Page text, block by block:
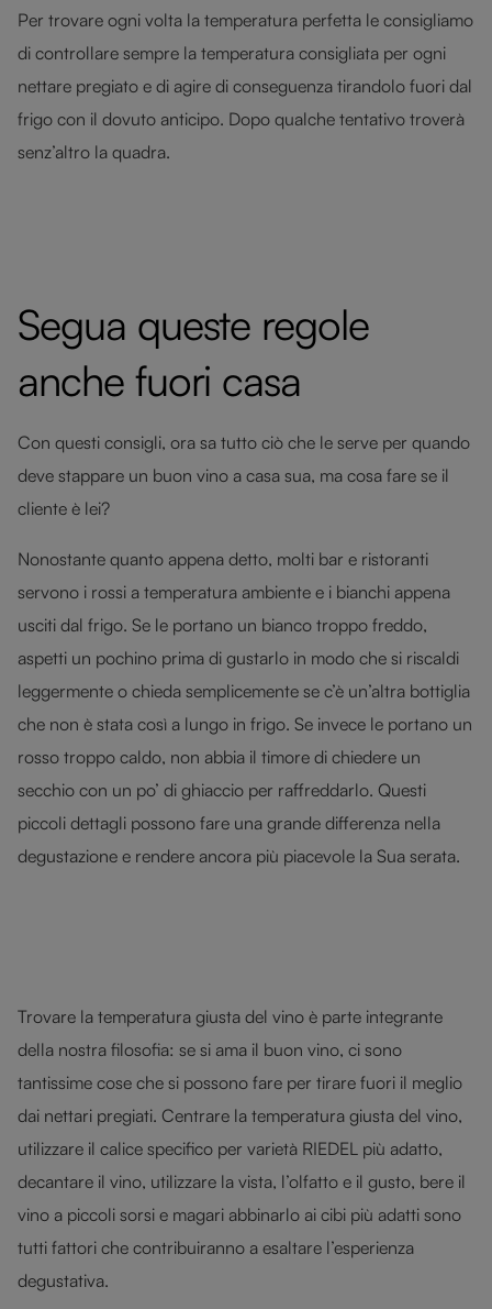
Per trovare ogni volta la temperatura perfetta le consigliamo
di controllare sempre la temperatura consigliata per ogni
nettare pregiato e di agire di conseguenza tirandolo fuori dal
frigo con il dovuto anticipo. Dopo qualche tentativo troverà
senz’altro la quadra.
Segua queste regole
anche fuori casa
Con questi consigli, ora sa tutto ciò che le serve per quando
deve stappare un buon vino a casa sua, ma cosa fare se il
cliente è lei?
Nonostante quanto appena detto, molti bar e ristoranti
servono i rossi a temperatura ambiente e i bianchi appena
usciti dal frigo. Se le portano un bianco troppo freddo,
aspetti un pochino prima di gustarlo in modo che si riscaldi
leggermente o chieda semplicemente se c’è un’altra bottiglia
che non è stata così a lungo in frigo. Se invece le portano un
rosso troppo caldo, non abbia il timore di chiedere un
secchio con un po’ di ghiaccio per raffreddarlo. Questi
piccoli dettagli possono fare una grande differenza nella
degustazione e rendere ancora più piacevole la Sua serata.
Trovare la temperatura giusta del vino è parte integrante
della nostra filosofia: se si ama il buon vino, ci sono
tantissime cose che si possono fare per tirare fuori il meglio
dai nettari pregiati. Centrare la temperatura giusta del vino,
utilizzare il calice specifico per varietà RIEDEL più adatto,
decantare il vino, utilizzare la vista, l’olfatto e il gusto, bere il
vino a piccoli sorsi e magari abbinarlo ai cibi più adatti sono
tutti fattori che contribuiranno a esaltare l’esperienza
degustativa.